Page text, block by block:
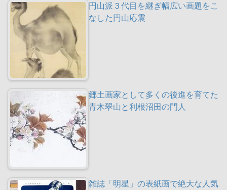
円山派３代目を継ぎ幅広い画題をこ
なした円山応震
郷土画家として多くの後進を育てた
青木翠山と利根沼田の門人
雑誌「明星」の表紙画で絶大な人気